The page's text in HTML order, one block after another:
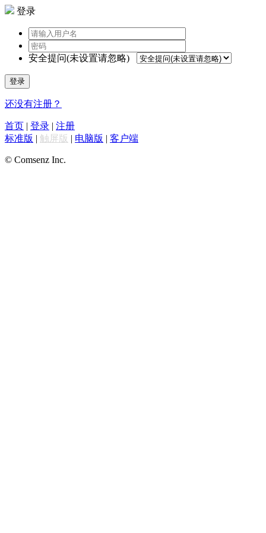
登录
安全提问(未设置请忽略)
登录
还没有注册？
首页 | 登录 | 注册
标准版 | 触屏版 | 电脑版 | 客户端
© Comsenz Inc.